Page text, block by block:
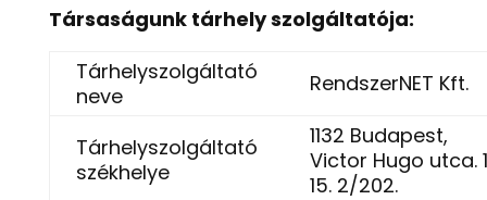
Társaságunk tárhely szolgáltatója:
Tárhelyszolgáltató
neve
RendszerNET Kft.
Tárhelyszolgáltató
székhelye
1132 Budapest,
Victor Hugo utca.
15. 2/202.